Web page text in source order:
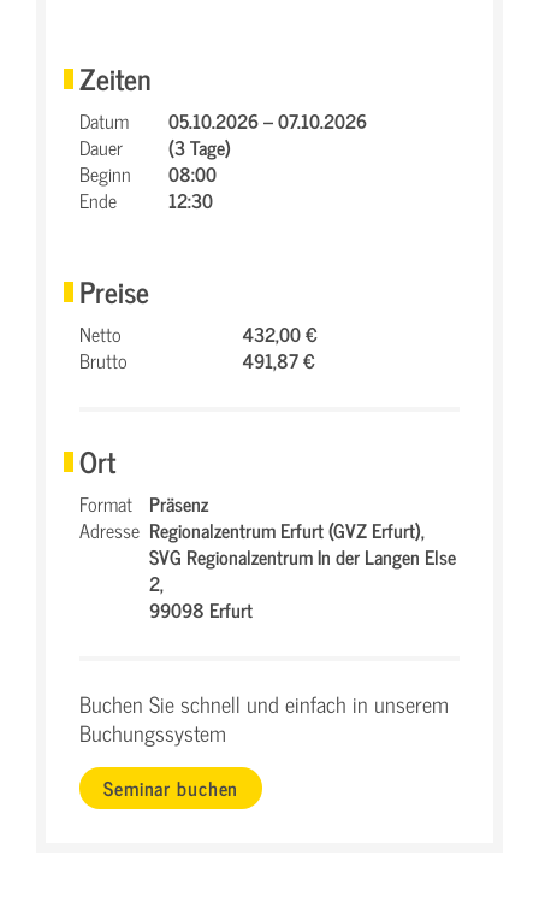
Zeiten
Datum
05.10.2026 – 07.10.2026
Dauer
(3 Tage)
Beginn
08:00
Ende
12:30
Preise
Netto
432,00 €
Brutto
491,87 €
Ort
Format Präsenz
Adresse Regionalzentrum Erfurt (GVZ Erfurt),
SVG Regionalzentrum In der Langen Else
2,
99098 Erfurt
Buchen Sie schnell und einfach in unserem
Buchungssystem
Seminar buchen